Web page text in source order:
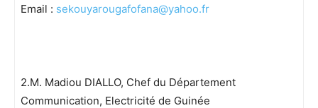
Email : sekouyarougafofana@yahoo.fr
2.M. Madiou DIALLO, Chef du Département
Communication, Electricité de Guinée